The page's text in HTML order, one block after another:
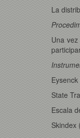
La
Una
State
Escala
Skindex